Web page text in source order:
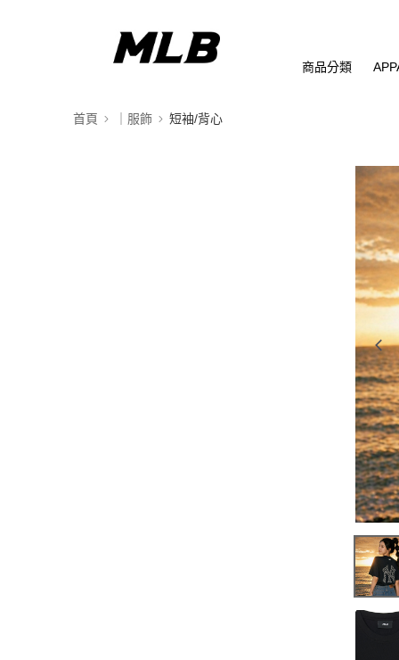
商品分類
首頁 ｜服飾 短袖/背心